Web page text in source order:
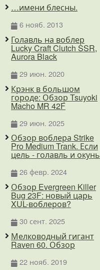
…имени блесны.
6 нояб. 2013
Голавль на воблер
Lucky Craft Clutch SSR,
Aurora Black
29 июн. 2020
Крэнк в большом
городе: Обзор Tsuyoki
Macho MR 42F
29 июн. 2025
Обзор воблера Strike
Pro Medium Trank. Если
цель - голавль и окунь
26 февр. 2024
Обзор Evergreen Killer
Bug 23F: новый царь
XUL-воблеров?
30 сент. 2025
Мелководный гигант
Raven 60. Обзор
22 нояб. 2019